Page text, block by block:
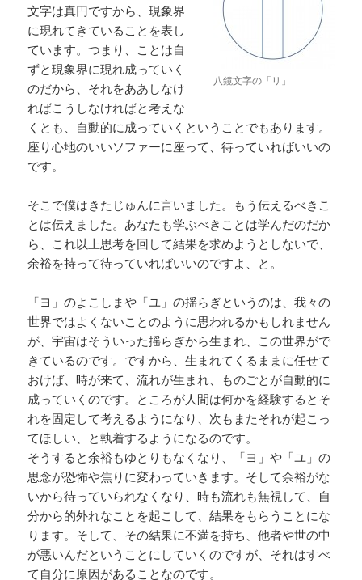
八鏡文字の「リ」
文字は真円ですから、現象界
に現れてきていることを表し
ています。つまり、ことは自
ずと現象界に現れ成っていく
のだから、それをああしなけ
ればこうしなければと考えな
くとも、自動的に成っていくということでもあります。
座り心地のいいソファーに座って、待っていればいいの
です。
そこで僕はきたじゅんに言いました。もう伝えるべきこ
とは伝えました。あなたも学ぶべきことは学んだのだか
ら、これ以上思考を回して結果を求めようとしないで、
余裕を持って待っていればいいのですよ、と。
「ヨ」のよこしまや「ユ」の揺らぎというのは、我々の
世界ではよくないことのように思われるかもしれません
が、宇宙はそういった揺らぎから生まれ、この世界がで
きているのです。ですから、生まれてくるままに任せて
おけば、時が来て、流れが生まれ、ものごとが自動的に
成っていくのです。ところが人間は何かを経験するとそ
れを固定して考えるようになり、次もまたそれが起こっ
てほしい、と執着するようになるのです。
そうすると余裕もゆとりもなくなり、「ヨ」や「ユ」の
思念が恐怖や焦りに変わっていきます。そして余裕がな
いから待っていられなくなり、時も流れも無視して、自
分から的外れなことを起こして、結果をもらうことにな
ります。そして、その結果に不満を持ち、他者や世の中
が悪いんだということにしていくのですが、それはすべ
て自分に原因があることなのです。